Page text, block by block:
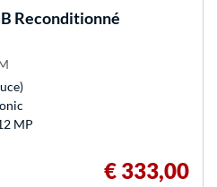
Reconditionné
MP
€ 333,00